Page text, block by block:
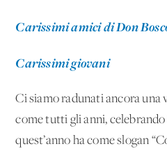
Carissimi amici di Don
Carissimi giovani
Ci siamo radunati ancora una
come tutti gli anni, celebrando
quest’anno ha come slogan